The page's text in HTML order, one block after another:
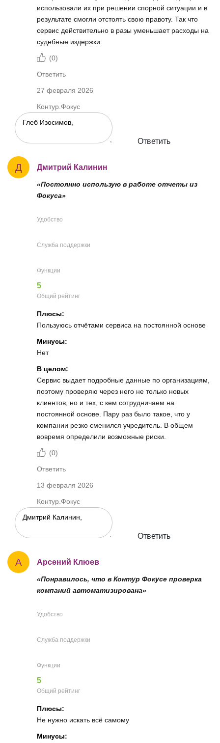
использовали их при решении спорной ситуации и в
результате смогли отстоять свою правоту. Так что
сервис действительно в разы уменьшает расходы на
судебные издержки.
(0)
Ответить
27 февраля 2026
Контур.Фокус
Ответить
Д Дмитрий Калинин
«Постоянно использую в работе отчеты из
Фокуса»
Удобство
Служба поддержки
Функции
5
Общий рейтинг
Плюсы:
Пользуюсь отчётами сервиса на постоянной основе
Минусы:
Нет
В целом:
Сервис выдает подробные данные по организациям,
поэтому проверяю через него не только новых
клиентов, но и тех, с кем сотрудничаем на
постоянной основе. Пару раз было такое, что у
компании резко сменился учредитель. В общем
вовремя определили возможные риски.
(0)
Ответить
13 февраля 2026
Контур.Фокус
Ответить
А Арсений Клюев
«Понравилось, что в Контур Фокусе проверка
компаний автоматизирована»
Удобство
Служба поддержки
Функции
5
Общий рейтинг
Плюсы:
Не нужно искать всё самому
Минусы: